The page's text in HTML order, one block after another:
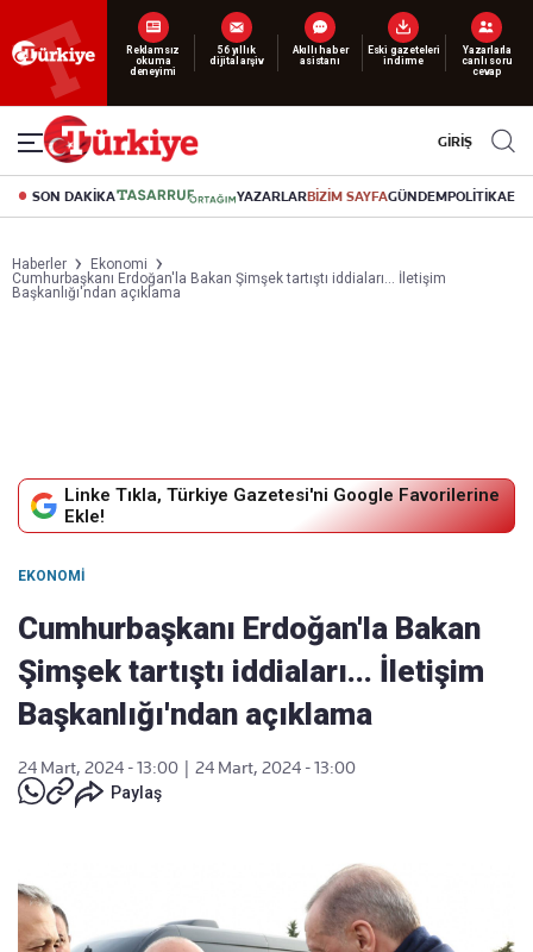
Yeni nesil dijital
abonelik 19 TL’den başlayan fiyatlarla.
GİRİŞ
SON DAKİKA YAZARLARBİZİM SAYFAGÜNDEMPOLİTİKA
Haberler
Ekonomi
Cumhurbaşkanı Erdoğan'la Bakan Şimşek tartıştı iddiaları... İletişim
Başkanlığı'ndan açıklama
Linke Tıkla, Türkiye Gazetesi'ni Google Favorilerine
Ekle!
EKONOMI
Cumhurbaşkanı Erdoğan'la Bakan
Şimşek tartıştı iddiaları... İletişim
Başkanlığı'ndan açıklama
24 Mart, 2024 - 13:00
24 Mart, 2024 - 13:00
Paylaş